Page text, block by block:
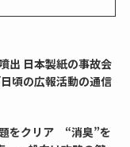
出 日本製紙の事故会
頃の広報活動の通信
をクリア “消臭”を